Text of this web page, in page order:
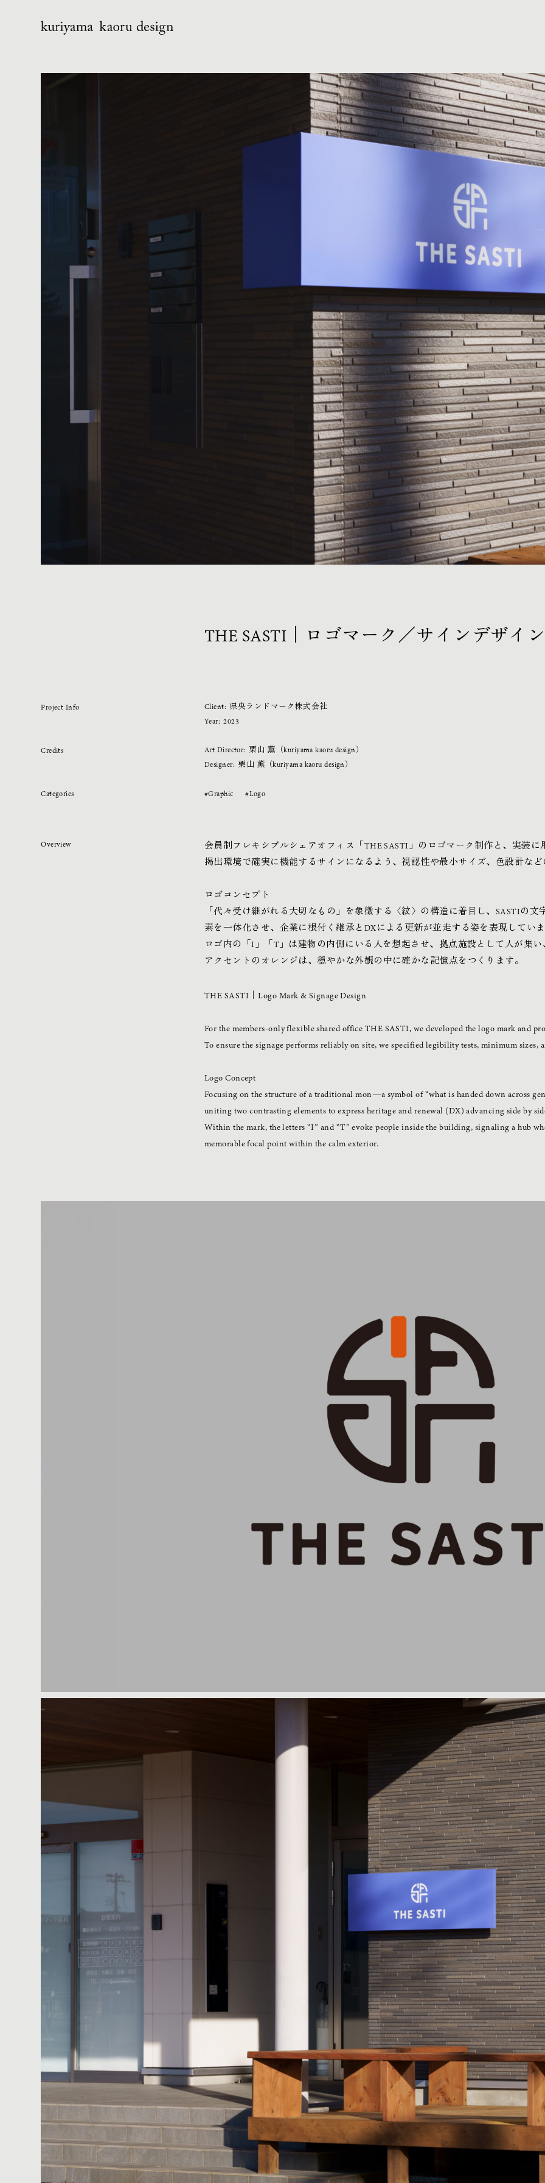
THE SASTI｜ロゴマーク／サインデザイ
Project Info Client: 県央ランドマーク株式会社
Year: 2023
Credits Art Director: 栗山 薫（kuriyama kaoru design）
Designer: 栗山 薫（kuriyama kaoru design）
Categories #Graphic #Logo
Overview
会員制フレキシブルシェアオフィス「THE SASTI」のロゴマーク制作と、実装
掲出環境で確実に機能するサインになるよう、視認性や最小サイズ、色設計な
ロゴコンセプト
「代々受け継がれる大切なもの」を象徴する〈紋〉の構造に着目し、SASTIの
素を一体化させ、企業に根付く継承とDXによる更新が並走する姿を表現してい
ロゴ内の「I」「T」は建物の内側にいる人を想起させ、拠点施設として人が集
アクセントのオレンジは、穏やかな外観の中に確かな記憶点をつくります。
THE SASTI｜Logo Mark & Signage Design
For the members-only flexible shared office THE SASTI, we developed the logo mark and
To ensure the signage performs reliably on site, we specified legibility tests, minimum
Logo Concept
Focusing on the structure of a traditional mon—a symbol of “what is handed down across
uniting two contrasting elements to express heritage and renewal (DX) advancing side by
Within the mark, the letters “I” and “T” evoke people inside the building, signaling a hub
memorable focal point within the calm exterior.